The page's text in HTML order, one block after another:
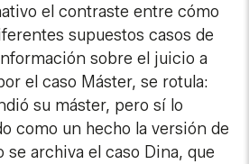
el contraste entre cómo
supuestos casos de
sobre el juicio a
el caso Máster, se rotula:
su máster, pero sí lo
como un hecho la versión de
se archiva el caso Dina, que